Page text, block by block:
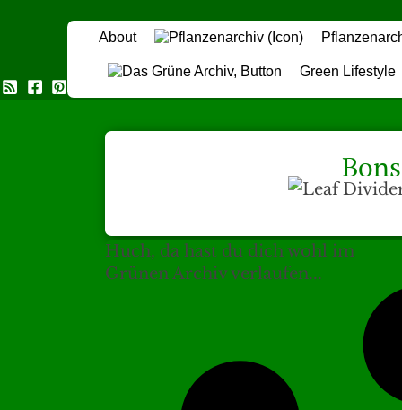
About
Green Lifestyle
Das Grüne Archiv
Huch, da hast du dich wohl im
Grünen Archiv verlaufen...